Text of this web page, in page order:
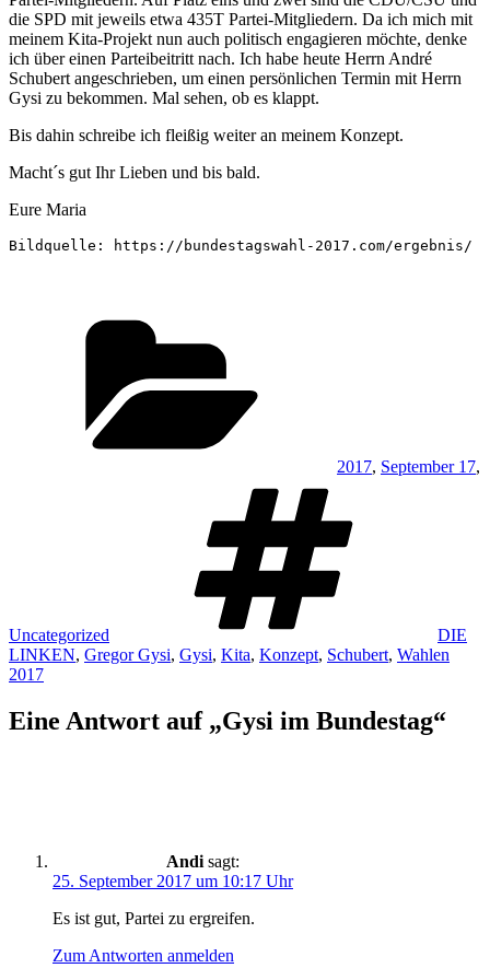
die SPD mit jeweils etwa 435T Partei-Mitgliedern. Da ich mich mit
meinem Kita-Projekt nun auch politisch engagieren möchte, denke
ich über einen Parteibeitritt nach. Ich habe heute Herrn André
Schubert angeschrieben, um einen persönlichen Termin mit Herrn
Gysi zu bekommen. Mal sehen, ob es klappt.
Bis dahin schreibe ich fleißig weiter an meinem Konzept.
Macht´s gut Ihr Lieben und bis bald.
Eure Maria
Bildquelle: https://bundestagswahl-2017.com/ergebnis/
2017, September 17,
Uncategorized
DIE
LINKEN, Gregor Gysi, Gysi, Kita, Konzept, Schubert, Wahlen
2017
Eine Antwort auf „Gysi im Bundestag“
Andi sagt:
25. September 2017 um 10:17 Uhr
Es ist gut, Partei zu ergreifen.
Zum Antworten anmelden